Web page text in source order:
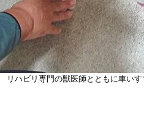
リハビリ専門の獣医師とともに車い